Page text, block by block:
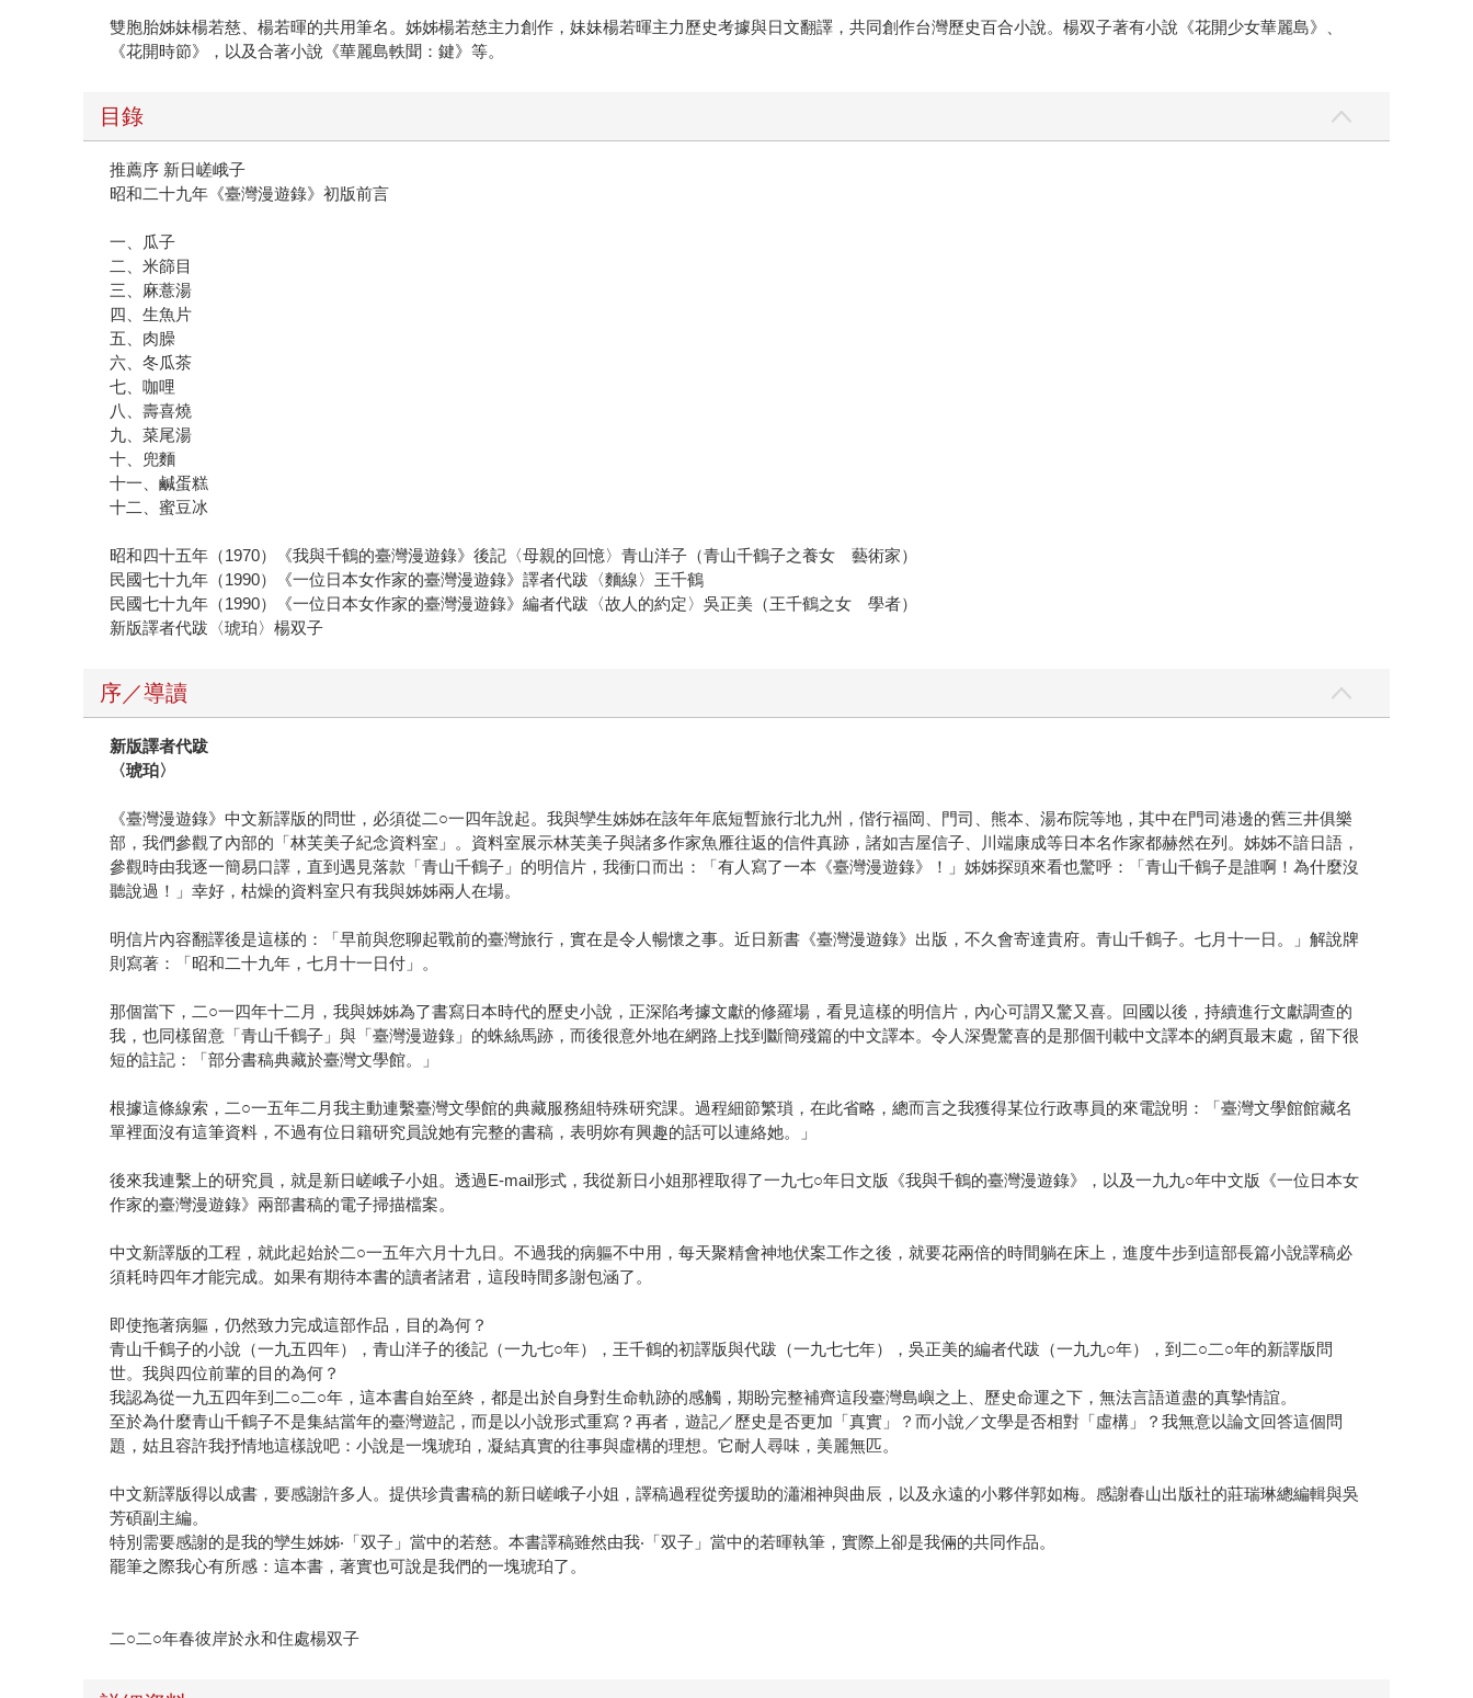
雙胞胎姊妹楊若慈、楊若暉的共用筆名。姊姊楊若慈主力創作，妹妹楊若暉主力歷史考據與日文翻譯，共同創作台灣歷史百合小說。楊双子著有小說《花開少女華麗島》、
《花開時節》，以及合著小說《華麗島軼聞：鍵》等。
目錄
推薦序 新日嵯峨子
昭和二十九年《臺灣漫遊錄》初版前言
一、瓜子
二、米篩目
三、麻薏湯
四、生魚片
五、肉臊
六、冬瓜茶
七、咖哩
八、壽喜燒
九、菜尾湯
十、兜麵
十一、鹹蛋糕
十二、蜜豆冰
昭和四十五年（1970）《我與千鶴的臺灣漫遊錄》後記〈母親的回憶〉青山洋子（青山千鶴子之養女 藝術家）
民國七十九年（1990）《一位日本女作家的臺灣漫遊錄》譯者代跋〈麵線〉王千鶴
民國七十九年（1990）《一位日本女作家的臺灣漫遊錄》編者代跋〈故人的約定〉吳正美（王千鶴之女 學者）
新版譯者代跋〈琥珀〉楊双子
序／導讀
新版譯者代跋
〈琥珀〉
《臺灣漫遊錄》中文新譯版的問世，必須從二○一四年說起。我與孿生姊姊在該年年底短暫旅行北九州，偕行福岡、門司、熊本、湯布院等地，其中在門司港邊的舊三井俱樂
部，我們參觀了內部的「林芙美子紀念資料室」。資料室展示林芙美子與諸多作家魚雁往返的信件真跡，諸如吉屋信子、川端康成等日本名作家都赫然在列。姊姊不諳日語，
參觀時由我逐一簡易口譯，直到遇見落款「青山千鶴子」的明信片，我衝口而出：「有人寫了一本《臺灣漫遊錄》！」姊姊探頭來看也驚呼：「青山千鶴子是誰啊！為什麼沒
聽說過！」幸好，枯燥的資料室只有我與姊姊兩人在場。
明信片內容翻譯後是這樣的：「早前與您聊起戰前的臺灣旅行，實在是令人暢懷之事。近日新書《臺灣漫遊錄》出版，不久會寄達貴府。青山千鶴子。七月十一日。」解說牌
則寫著：「昭和二十九年，七月十一日付」。
那個當下，二○一四年十二月，我與姊姊為了書寫日本時代的歷史小說，正深陷考據文獻的修羅場，看見這樣的明信片，內心可謂又驚又喜。回國以後，持續進行文獻調查的
我，也同樣留意「青山千鶴子」與「臺灣漫遊錄」的蛛絲馬跡，而後很意外地在網路上找到斷簡殘篇的中文譯本。令人深覺驚喜的是那個刊載中文譯本的網頁最末處，留下很
短的註記：「部分書稿典藏於臺灣文學館。」
根據這條線索，二○一五年二月我主動連繫臺灣文學館的典藏服務組特殊研究課。過程細節繁瑣，在此省略，總而言之我獲得某位行政專員的來電說明：「臺灣文學館館藏名
單裡面沒有這筆資料，不過有位日籍研究員說她有完整的書稿，表明妳有興趣的話可以連絡她。」
後來我連繫上的研究員，就是新日嵯峨子小姐。透過E-mail形式，我從新日小姐那裡取得了一九七○年日文版《我與千鶴的臺灣漫遊錄》，以及一九九○年中文版《一位日本女
作家的臺灣漫遊錄》兩部書稿的電子掃描檔案。
中文新譯版的工程，就此起始於二○一五年六月十九日。不過我的病軀不中用，每天聚精會神地伏案工作之後，就要花兩倍的時間躺在床上，進度牛步到這部長篇小說譯稿必
須耗時四年才能完成。如果有期待本書的讀者諸君，這段時間多謝包涵了。
即使拖著病軀，仍然致力完成這部作品，目的為何？
青山千鶴子的小說（一九五四年），青山洋子的後記（一九七○年），王千鶴的初譯版與代跋（一九七七年），吳正美的編者代跋（一九九○年），到二○二○年的新譯版問
世。我與四位前輩的目的為何？
我認為從一九五四年到二○二○年，這本書自始至終，都是出於自身對生命軌跡的感觸，期盼完整補齊這段臺灣島嶼之上、歷史命運之下，無法言語道盡的真摯情誼。
至於為什麼青山千鶴子不是集結當年的臺灣遊記，而是以小說形式重寫？再者，遊記／歷史是否更加「真實」？而小說／文學是否相對「虛構」？我無意以論文回答這個問
題，姑且容許我抒情地這樣說吧：小說是一塊琥珀，凝結真實的往事與虛構的理想。它耐人尋味，美麗無匹。
中文新譯版得以成書，要感謝許多人。提供珍貴書稿的新日嵯峨子小姐，譯稿過程從旁援助的瀟湘神與曲辰，以及永遠的小夥伴郭如梅。感謝春山出版社的莊瑞琳總編輯與吳
芳碩副主編。
特別需要感謝的是我的孿生姊姊‧「双子」當中的若慈。本書譯稿雖然由我‧「双子」當中的若暉執筆，實際上卻是我倆的共同作品。
罷筆之際我心有所感：這本書，著實也可說是我們的一塊琥珀了。
二○二○年春彼岸於永和住處楊双子